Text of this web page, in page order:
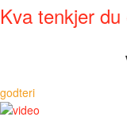
Kva tenkjer
godteri